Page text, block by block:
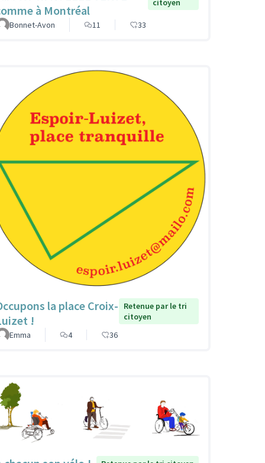
à Montréal
citoyen
Bonnet-Avon 11 33
la place Croix-
!
Retenue par le tri
citoyen
Emma
4 36